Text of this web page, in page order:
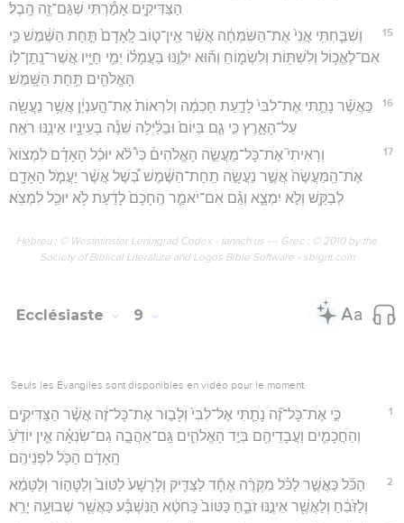
הַצַּדִּיקִ֑ים אָמַ֕רְתִּי שֶׁגַּם־זֶ֖ה הָֽבֶל׃
15
וְשִׁבַּ֤חְתִּֽי אֲנִי֙ אֶת־הַשִּׂמְחָ֔ה אֲשֶׁ֨ר אֵֽין־ט֤וֹב לָֽאָדָם֙ תַּ֣חַת הַשֶּׁ֔מֶשׁ כִּ֛י
אִם־לֶאֱכ֥וֹל וְלִשְׁתּ֖וֹת וְלִשְׂמ֑וֹחַ וְה֞וּא יִלְוֶ֣נּוּ בַעֲמָל֗וֹ יְמֵ֥י חַיָּ֛יו אֲשֶׁר־נָֽתַן־ל֥וֹ
הָאֱלֹהִ֖ים תַּ֥חַת הַשָּֽׁמֶשׁ׃
16
כַּאֲשֶׁ֨ר נָתַ֤תִּי אֶת־לִבִּי֙ לָדַ֣עַת חָכְמָ֔ה וְלִרְאוֹת֙ אֶת־הָ֣עִנְיָ֔ן אֲשֶׁ֥ר נַעֲשָׂ֖ה
עַל־הָאָ֑רֶץ כִּ֣י גַ֤ם בַּיּוֹם֙ וּבַלַּ֔יְלָה שֵׁנָ֕ה בְּעֵינָ֖יו אֵינֶ֥נּוּ רֹאֶֽה׃
17
וְרָאִיתִי֮ אֶת־כָּל־מַעֲשֵׂ֣ה הָאֱלֹהִים֒ כִּי֩ לֹ֨א יוּכַ֜ל הָאָדָ֗ם לִמְצוֹא֙
אֶת־הַֽמַּעֲשֶׂה֙ אֲשֶׁ֣ר נַעֲשָׂ֣ה תַֽחַת־הַשֶּׁ֔מֶשׁ בְּ֠שֶׁל אֲשֶׁ֨ר יַעֲמֹ֧ל הָאָדָ֛ם
לְבַקֵּ֖שׁ וְלֹ֣א יִמְצָ֑א וְגַ֨ם אִם־יֹאמַ֤ר הֶֽחָכָם֙ לָדַ֔עַת לֹ֥א יוּכַ֖ל לִמְצֹֽא׃
Hébreu : © Westminster Leningrad Codex - tanach.us --- Grec : © 2010 by the
Society of Biblical Literature and Logos Bible Software - sblgnt.com
Ecclésiaste 9
Seuls les Évangiles sont disponibles en vidéo pour le moment.
1
כִּ֣י אֶת־כָּל־זֶ֞ה נָתַ֤תִּי אֶל־לִבִּי֙ וְלָב֣וּר אֶת־כָּל־זֶ֔ה אֲשֶׁ֨ר הַצַּדִּיקִ֧ים
וְהַחֲכָמִ֛ים וַעֲבָדֵיהֶ֖ם בְּיַ֣ד הָאֱלֹהִ֑ים גַּֽם־אַהֲבָ֣ה גַם־שִׂנְאָ֗ה אֵ֤ין יוֹדֵ֙עַ֙
הָֽאָדָ֔ם הַכֹּ֖ל לִפְנֵיהֶֽם׃
2
הַכֹּ֞ל כַּאֲשֶׁ֣ר לַכֹּ֗ל מִקְרֶ֨ה אֶחָ֜ד לַצַּדִּ֤יק וְלָרָשָׁע֙ לַטּוֹב֙ וְלַטָּה֣וֹר וְלַטָּמֵ֔א
וְלַזֹּבֵ֔חַ וְלַאֲשֶׁ֖ר אֵינֶ֣נּוּ זֹבֵ֑חַ כַּטּוֹב֙ כַּֽחֹטֶ֔א הַנִּשְׁבָּ֕ע כַּאֲשֶׁ֖ר שְׁבוּעָ֥ה יָרֵֽא׃